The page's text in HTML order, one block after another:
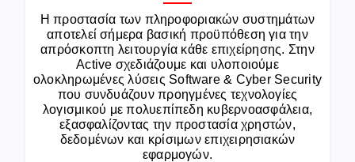
Η προστασία των πληροφοριακών συστημάτων
αποτελεί σήμερα βασική προϋπόθεση για την
απρόσκοπτη λειτουργία κάθε επιχείρησης. Στην
Active σχεδιάζουμε και υλοποιούμε
ολοκληρωμένες λύσεις Software & Cyber Security
που συνδυάζουν προηγμένες τεχνολογίες
λογισμικού με πολυεπίπεδη κυβερνοασφάλεια,
εξασφαλίζοντας την προστασία χρηστών,
δεδομένων και κρίσιμων επιχειρησιακών
εφαρμογών.